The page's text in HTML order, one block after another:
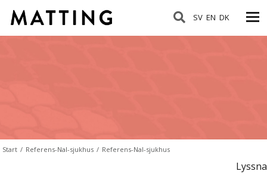
SV EN DK
Start / Referens-Nal-sjukhus / Referens-Nal-sjukhus
Lyssna